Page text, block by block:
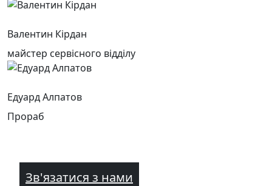
Валентин Кірдан
майстер сервісного відділу
Едуард Алпатов
Прораб
Зв'язатися з нами